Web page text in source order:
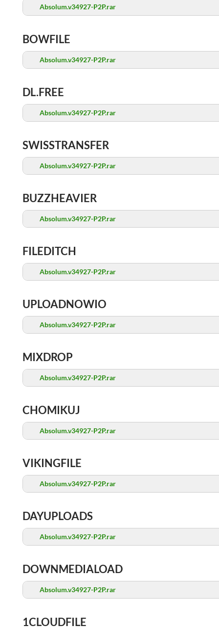
Absolum.v34927-P2P.rar
BOWFILE
Absolum.v34927-P2P.rar
DL.FREE
Absolum.v34927-P2P.rar
SWISSTRANSFER
Absolum.v34927-P2P.rar
BUZZHEAVIER
Absolum.v34927-P2P.rar
FILEDITCH
Absolum.v34927-P2P.rar
UPLOADNOWIO
Absolum.v34927-P2P.rar
MIXDROP
Absolum.v34927-P2P.rar
CHOMIKUJ
Absolum.v34927-P2P.rar
VIKINGFILE
Absolum.v34927-P2P.rar
DAYUPLOADS
Absolum.v34927-P2P.rar
DOWNMEDIALOAD
Absolum.v34927-P2P.rar
1CLOUDFILE